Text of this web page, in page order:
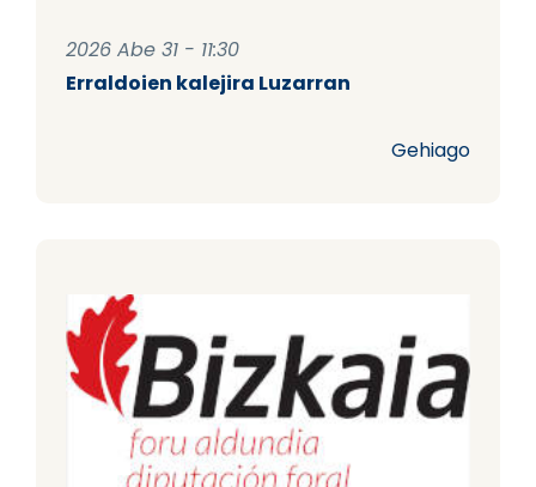
2026 Abe 31 - 11:30
Erraldoien kalejira Luzarran
Gehiago